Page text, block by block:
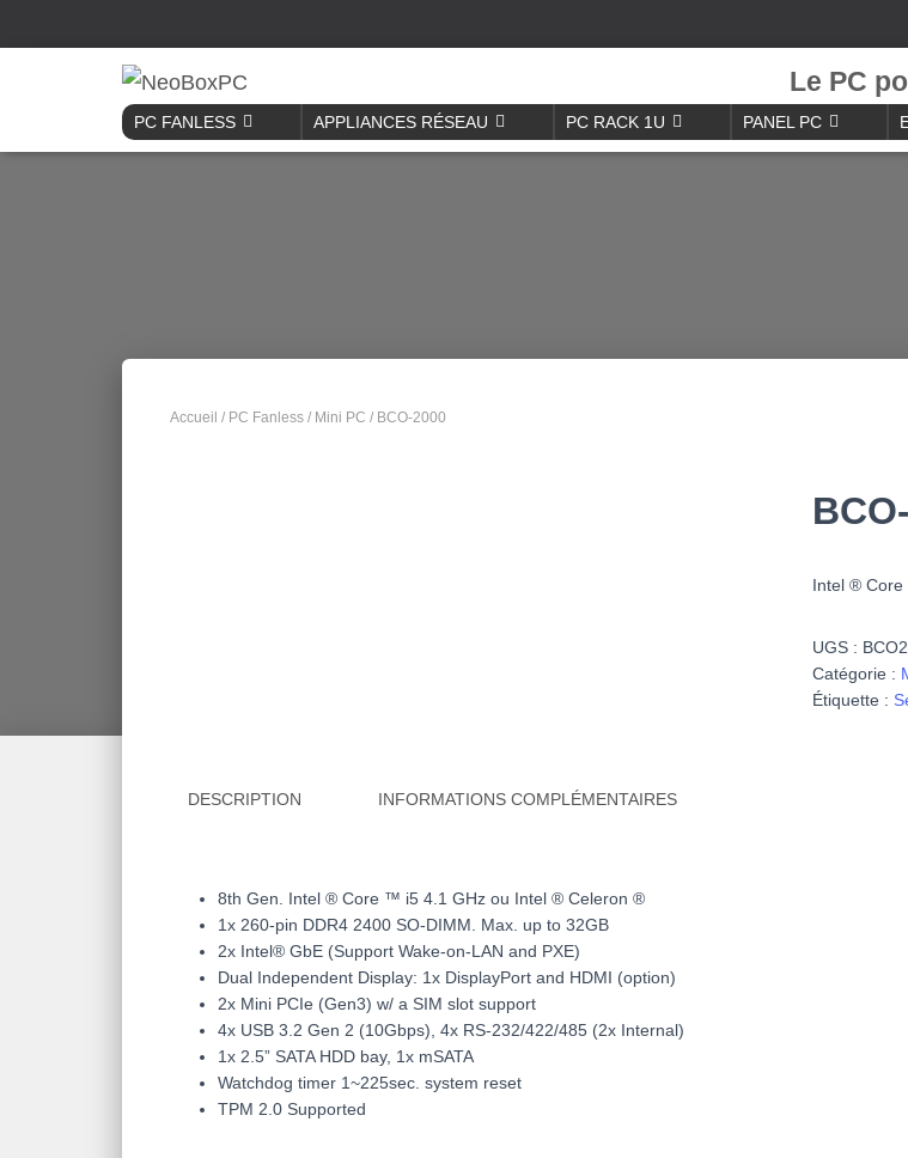
Le PC
PC FANLESS APPLIANCES RÉSEAU PC RACK 1U PANEL PC
Accueil / PC Fanless / Mini PC / BCO-2000
Intel ® Core
UGS :
Catégorie :
Étiquette :
DESCRIPTION INFORMATIONS COMPLÉMENTAIRES
8th Gen. Intel ® Core ™ i5 4.1 GHz ou Intel ® Celeron ®
1x 260-pin DDR4 2400 SO-DIMM. Max. up to 32GB
2x Intel® GbE (Support Wake-on-LAN and PXE)
Dual Independent Display: 1x DisplayPort and HDMI (option)
2x Mini PCIe (Gen3) w/ a SIM slot support
4x USB 3.2 Gen 2 (10Gbps), 4x RS-232/422/485 (2x Internal)
1x 2.5” SATA HDD bay, 1x mSATA
Watchdog timer 1~225sec. system reset
TPM 2.0 Supported